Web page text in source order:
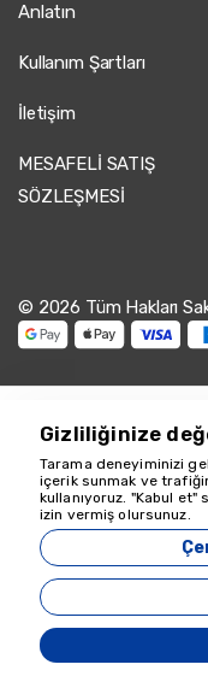
Anlatın
Kullanım Şartları
İletişim
MESAFELİ SATIŞ
SÖZLEŞMESİ
© 2026 Tüm Hakları
Gizliliğinize
Tarama deneyiminizi
içerik sunmak ve
kullanıyoruz. "Kabul et"
izin vermiş olursunuz.
Yardım için